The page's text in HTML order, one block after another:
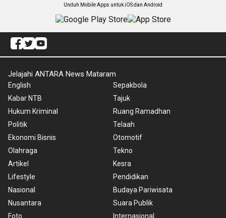
Unduh Mobile Apps untuk iOS dan Android
Jelajahi ANTARA News Mataram
English
Kabar NTB
Hukum Kriminal
Politik
Ekonomi Bisnis
Olahraga
Artikel
Lifestyle
Nasional
Nusantara
Foto
Sepakbola
Tajuk
Ruang Ramadhan
Telaah
Otomotif
Tekno
Kesra
Pendidikan
Budaya Pariwisata
Suara Publik
Internasional